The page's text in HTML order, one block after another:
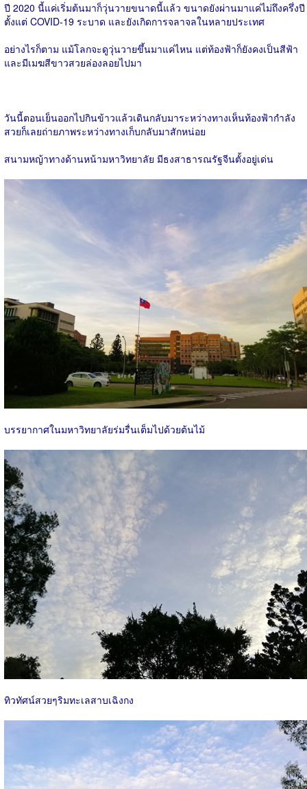
ปี 2020 นี้แค่เริ่มต้นมาก็วุ่นวายขนาดนี้แล้ว ขนาดยังผ่านมาแค่ไม่ถึงครึ่งปี
ตั้งแต่ COVID-19 ระบาด และยังเกิดการจลาจลในหลายประเทศ
อย่างไรก็ตาม แม้โลกจะดูวุ่นวายขึ้นมาแค่ไหน แต่ท้องฟ้าก็ยังคงเป็นสีฟ้า
และมีเมฆสีขาวสวยล่องลอยไปมา
วันนี้ตอนเย็นออกไปกินข้าวแล้วเดินกลับมาระหว่างทางเห็นท้องฟ้ากำลัง
สวยก็เลยถ่ายภาพระหว่างทางเก็บกลับมาสักหน่อย
สนามหญ้าทางด้านหน้ามหาวิทยาลัย มีธงสาธารณรัฐจีนตั้งอยู่เด่น
บรรยากาศในมหาวิทยาลัยร่มรื่นเต็มไปด้วยต้นไม้
ทิวทัศน์สวยๆริมทะเลสาบเฉิงกง